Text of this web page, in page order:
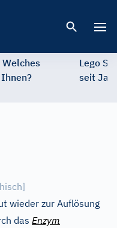
Lego
seit
wieder zur Auflösung
das Enzym